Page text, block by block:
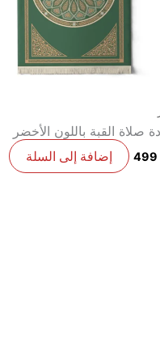
صلاة القبة باللون الأخضر
499 إضافة إلى السلة